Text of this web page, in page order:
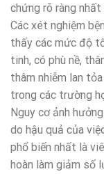
chứng rõ ràng nhất
Các xét nghiệm
thấy các mức độ
tinh, có phù nề,
thâm nhiễm lan
trong các trường
Nguy cơ ảnh
do hậu quả của
phổ biến nhất là
hoàn làm giảm số